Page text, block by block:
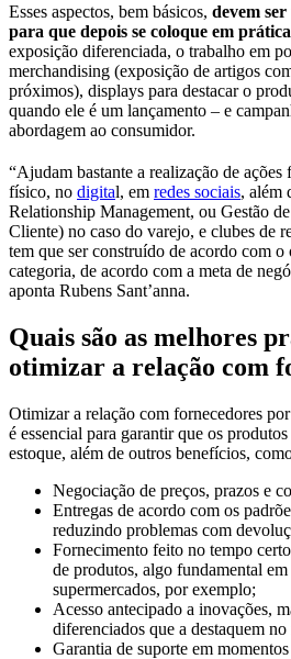
Esses aspectos, bem básicos, devem
para que depois se coloque em
exposição diferenciada, o trabalho em
merchandising (exposição de artigos
próximos), displays para destacar o
quando ele é um lançamento – e
abordagem ao consumidor.
“Ajudam bastante a realização de
físico, no digital, em redes sociais, além
Relationship Management, ou Gestão
Cliente) no caso do varejo, e clubes de
tem que ser construído de acordo com o
categoria, de acordo com a meta de
aponta Rubens Sant’anna.
Quais são as melhores
otimizar a relação com
Otimizar a relação com fornecedores
é essencial para garantir que os
estoque, além de outros benefícios,
Negociação de preços, prazos e
Entregas de acordo com os
reduzindo problemas com
Fornecimento feito no tempo
de produtos, algo fundamental em
supermercados, por exemplo;
Acesso antecipado a inovações,
diferenciados que a destaquem no
Garantia de suporte em